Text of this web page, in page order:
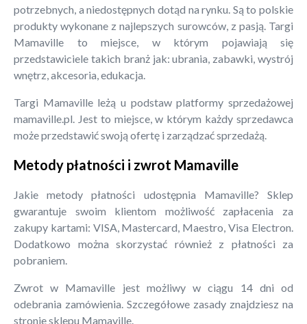
potrzebnych, a niedostępnych dotąd na rynku. Są to polskie
produkty wykonane z najlepszych surowców, z pasją. Targi
Mamaville to miejsce, w którym pojawiają się
przedstawiciele takich branż jak: ubrania, zabawki, wystrój
wnętrz, akcesoria, edukacja.
Targi Mamaville leżą u podstaw platformy sprzedażowej
mamaville.pl. Jest to miejsce, w którym każdy sprzedawca
może przedstawić swoją ofertę i zarządzać sprzedażą.
Metody płatności i zwrot Mamaville
Jakie metody płatności udostępnia Mamaville? Sklep
gwarantuje swoim klientom możliwość zapłacenia za
zakupy kartami: VISA, Mastercard, Maestro, Visa Electron.
Dodatkowo można skorzystać również z płatności za
pobraniem.
Zwrot w Mamaville jest możliwy w ciągu 14 dni od
odebrania zamówienia. Szczegółowe zasady znajdziesz na
stronie sklepu Mamaville.